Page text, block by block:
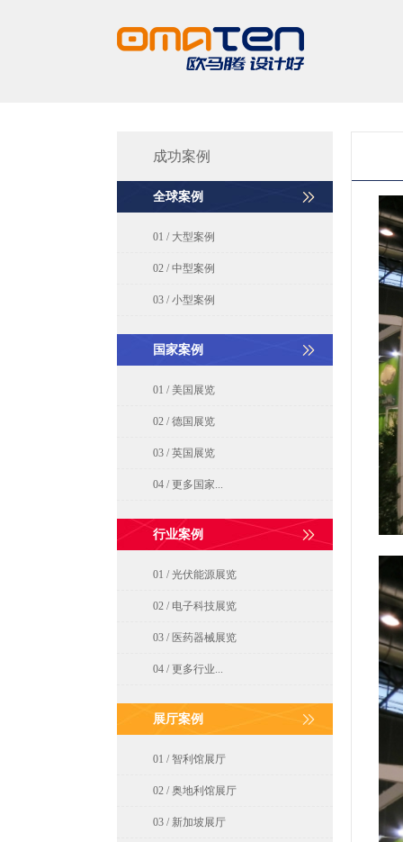
成功案例
全球案例
01 / 大型案例
02 / 中型案例
03 / 小型案例
国家案例
01 / 美国展览
02 / 德国展览
03 / 英国展览
04 / 更多国家...
行业案例
01 / 光伏能源展览
02 / 电子科技展览
03 / 医药器械展览
04 / 更多行业...
展厅案例
01 / 智利馆展厅
02 / 奥地利馆展厅
03 / 新加坡展厅